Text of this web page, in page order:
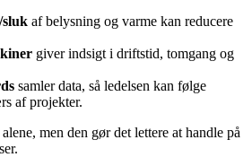
af belysning og varme kan reducere
giver indsigt i driftstid, tomgang og
samler data, så ledelsen kan følge
af projekter.
men den gør det lettere at handle på